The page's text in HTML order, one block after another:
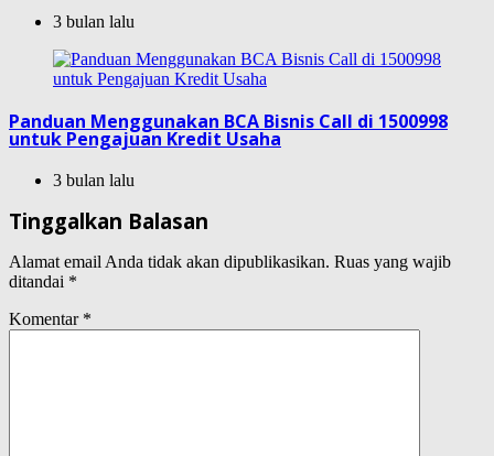
3 bulan lalu
Panduan Menggunakan BCA Bisnis Call di 1500998
untuk Pengajuan Kredit Usaha
3 bulan lalu
Tinggalkan Balasan
Alamat email Anda tidak akan dipublikasikan. Ruas yang wajib
ditandai *
Komentar *